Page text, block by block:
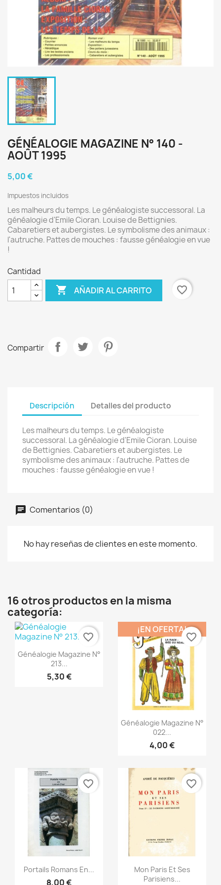
GÉNÉALOGIE MAGAZINE N° 140 -
AOÛT 1995
5,00 €
Impuestos incluidos
Les malheurs du temps. Le généalogiste successoral. La
généalogie d'Emile Cioran. Louise de Bettignies.
Cabaretiers et aubergistes. Le symbolisme des animaux :
l'autruche. Pattes de mouches : fausse généalogie en vue
!
Cantidad
 AÑADIR AL CARRITO favorite_border
Compartir
Descripción Detalles del producto
Les malheurs du temps. Le généalogiste
successoral. La généalogie d'Emile Cioran. Louise
de Bettignies. Cabaretiers et aubergistes. Le
symbolisme des animaux : l'autruche. Pattes de
mouches : fausse généalogie en vue !
Comentarios (0)
No hay reseñas de clientes en este momento.
16 otros productos en la misma
categoría:
Vista rápida
Généalogie Magazine N°
213...
5,30 €
favorite_border
Vista rápida
Généalogie Magazine N°
022...
4,00 €
¡EN OFERTA!
favorite_border
Vista rápida
Portails Romans En...
8,00 €
favorite_border
Vista rápida
Mon Paris Et Ses
Parisiens...
favorite_border